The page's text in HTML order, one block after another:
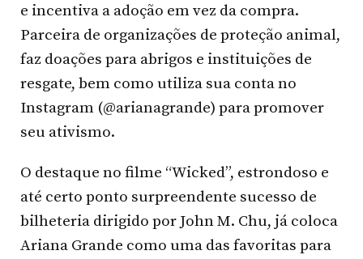
e incentiva a adoção em vez da compra.
Parceira de organizações de proteção animal,
faz doações para abrigos e instituições de
resgate, bem como utiliza sua conta no
Instagram (@arianagrande) para promover
seu ativismo.
O destaque no filme “Wicked”, estrondoso e
até certo ponto surpreendente sucesso de
bilheteria dirigido por John M. Chu, já coloca
Ariana Grande como uma das favoritas para